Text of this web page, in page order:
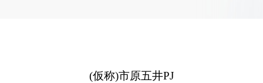
(仮称)市原五井PJ